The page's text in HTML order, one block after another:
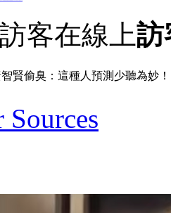
客在線上訪
賢偷臭：這種人預測少聽為妙！
Sources